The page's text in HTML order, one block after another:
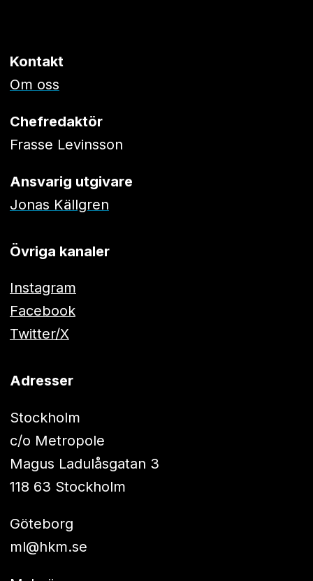
Kontakt
Om oss
Chefredaktör
Frasse Levinsson
Ansvarig utgivare
Jonas Källgren
Övriga kanaler
Instagram
Facebook
Twitter/X
Adresser
Stockholm
c/o Metropole
Magus Ladulåsgatan 3
118 63 Stockholm
Göteborg
ml@hkm.se